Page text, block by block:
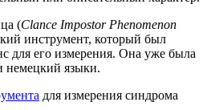
(Clance Impostor Phenomenon
инструмент, который был
для его измерения. Она уже была
немецкий языки.
для измерения синдрома